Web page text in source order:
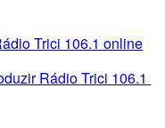
Trici 106.1 online
Rádio Trici 106.1